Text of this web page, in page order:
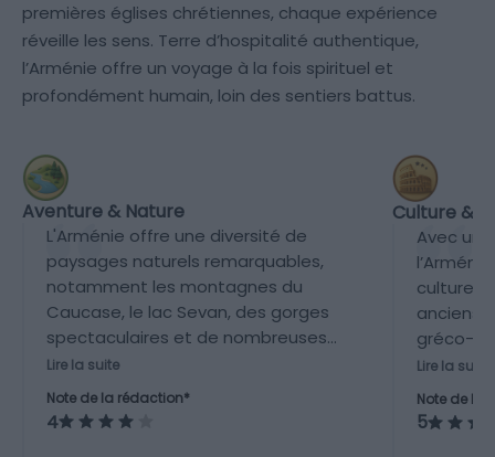
premières églises chrétiennes, chaque expérience
réveille les sens. Terre d’hospitalité authentique,
l’Arménie offre un voyage à la fois spirituel et
profondément humain, loin des sentiers battus.
Aventure & Nature
L'Arménie offre une diversité de
paysages naturels remarquables,
notamment les montagnes du
Caucase, le lac Sevan, des gorges
spectaculaires et de nombreuses
possibilités de randonnées, trekking
et nature sauvage dans des
régions reculées.
Lire la suite
Note de la rédaction*
4
Culture &
Avec
culturel
anciens
gréco-
monde.
Lire la suite
Note de la
5